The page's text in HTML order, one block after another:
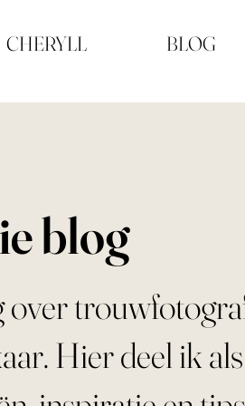
CHERYLL BLOG
blog
over
Hier deel ik als